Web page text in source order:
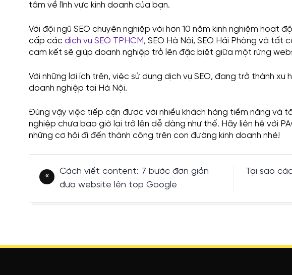
tâm về lĩnh vực kinh doanh của bạn.
Với đội ngũ SEO chuyên nghiệp với hơn 10 năm kinh nghiệm hoạt
cấp các dịch vụ SEO TPHCM, SEO Hà Nội, SEO Hải Phòng và tất
cam kết sẽ giúp doanh nghiệp trở lên đặc biệt giữa một rừng
Với những lợi ích trên, việc sử dụng dịch vụ SEO, đang trở thành
doanh nghiệp tại Hà Nội.
Đúng vậy việc tiếp cận được với nhiều khách hàng tiềm năng và
nghiệp chưa bao giờ lại trở lên dễ dàng như thế. Hãy liên hệ với
những cơ hội đi đến thành công trên con đường kinh doanh nhé!
Điều
hướng
Cách viết content: 7 bước đơn giản
đưa website lên top Google
Tại sao